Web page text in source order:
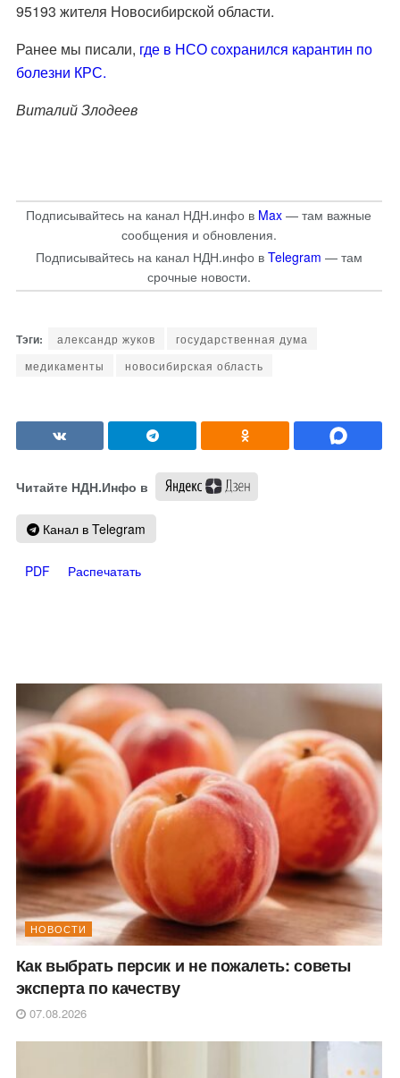
95193 жителя Новосибирской области.
Ранее мы писали, где в НСО сохранился карантин по
болезни КРС.
Виталий Злодеев
Подписывайтесь на канал НДН.инфо в Max — там важные
сообщения и обновления.
Подписывайтесь на канал НДН.инфо в Telegram — там
срочные новости.
александр жуков
государственная дума
медикаменты
новосибирская область
Читайте НДН.Инфо в
Канал в Telegram
PDF Распечатать
НОВОСТИ
Как выбрать персик и не пожалеть: советы
эксперта по качеству
07.08.2026